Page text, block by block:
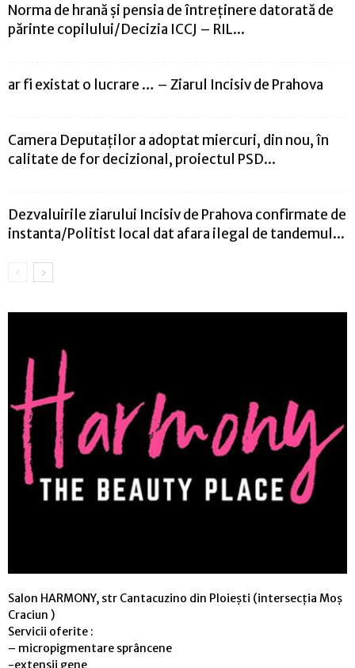
Norma de hrană și pensia de întreţinere datorată de
părinte copilului/Decizia ICCJ – RIL...
ar fi existat o lucrare … – Ziarul Incisiv de Prahova
Camera Deputaţilor a adoptat miercuri, din nou, în
calitate de for decizional, proiectul PSD...
Dezvaluirile ziarului Incisiv de Prahova confirmate de
instanta/Politist local dat afara ilegal de tandemul...
Salon HARMONY, str Cantacuzino din Ploiești (intersecția Moș
Craciun )
Servicii oferite :
– micropigmentare sprâncene
-extensii gene